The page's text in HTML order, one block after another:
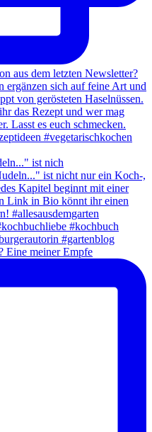
ist nich
Eine meiner Empfe